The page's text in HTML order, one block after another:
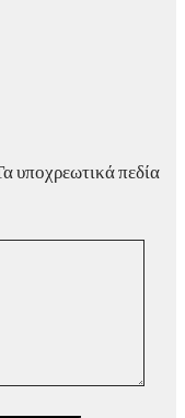
υποχρεωτικά πεδία